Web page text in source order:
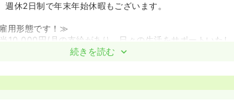
休2日制で年末年始休暇もございます。
用形態です！≫
10,000円/月の支給があり、日々の生活をサポートいたし
2回の支給実績があり、安定して長く働くことが可能です。
環境が整っています！≫
続きを読む